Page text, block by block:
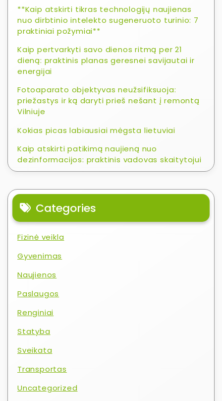
**Kaip atskirti tikras technologijų naujienas
nuo dirbtinio intelekto sugeneruoto turinio: 7
praktiniai požymiai**
Kaip pertvarkyti savo dienos ritmą per 21
dieną: praktinis planas geresnei savijautai ir
energijai
Fotoaparato objektyvas neužsifiksuoja:
priežastys ir ką daryti prieš nešant į remontą
Vilniuje
Kokias picas labiausiai mėgsta lietuviai
Kaip atskirti patikimą naujieną nuo
dezinformacijos: praktinis vadovas skaitytojui
Categories
Fizinė veikla
Gyvenimas
Naujienos
Paslaugos
Renginiai
Statyba
Sveikata
Transportas
Uncategorized